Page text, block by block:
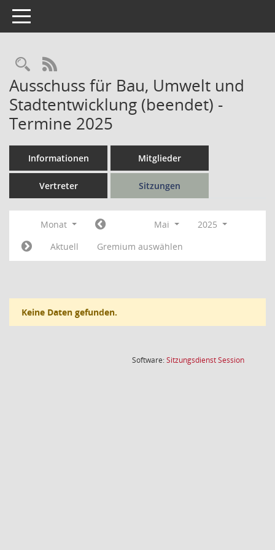
Toggle navigation
Rechercheauswahl
RSS-Feed
Ausschuss für Bau, Umwelt und
Stadtentwicklung (beendet) -
Termine 2025
Informationen Mitglieder
Vertreter Sitzungen
Monat Mai
2025
Aktuell
Gremium auswählen
Keine Daten gefunden.
Software:SitzungsdienstSession(Wird in